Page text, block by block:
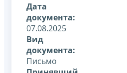
Дата
документа:
07.08.2025
Вид
документа:
Письмо